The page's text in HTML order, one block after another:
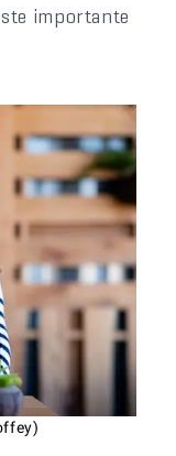
importante